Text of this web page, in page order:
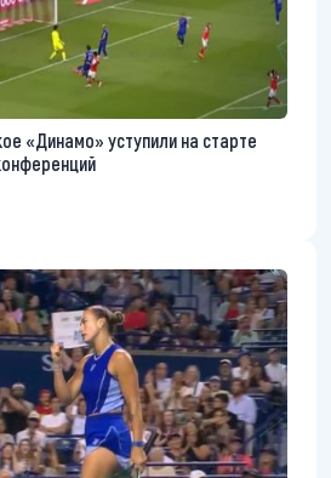
«Динамо» уступили на старте